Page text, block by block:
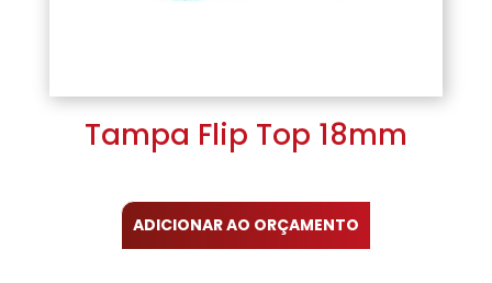
Tampa Flip Top 18mm
ADICIONAR AO ORÇAMENTO